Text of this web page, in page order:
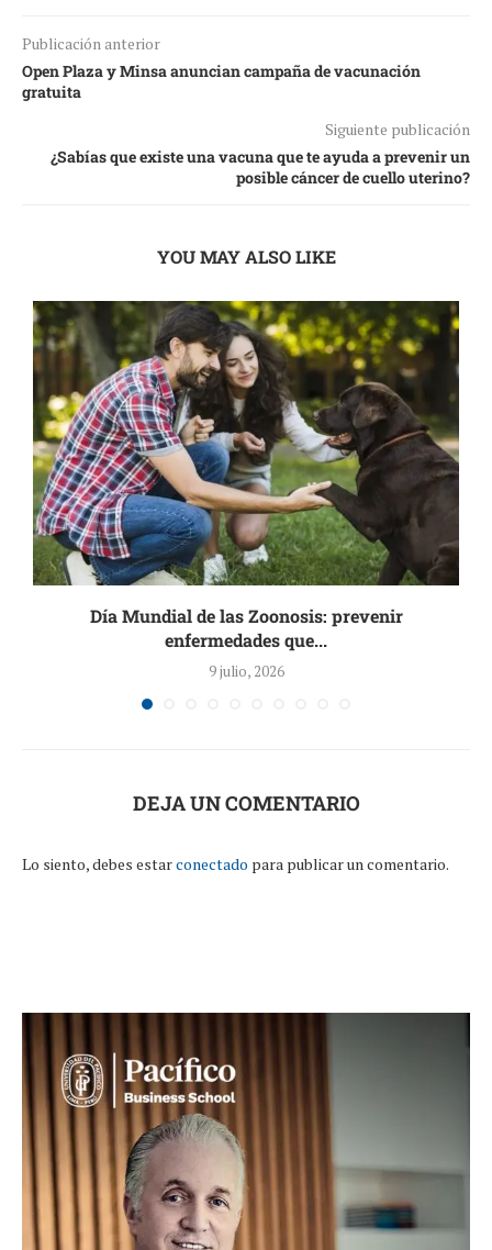
Publicación anterior
Open Plaza y Minsa anuncian campaña de vacunación
gratuita
Siguiente publicación
¿Sabías que existe una vacuna que te ayuda a prevenir un
posible cáncer de cuello uterino?
YOU MAY ALSO LIKE
Día Mundial de las Zoonosis: prevenir
enfermedades que...
9 julio, 2026
DEJA UN COMENTARIO
Lo siento, debes estarconectado para publicar un comentario.